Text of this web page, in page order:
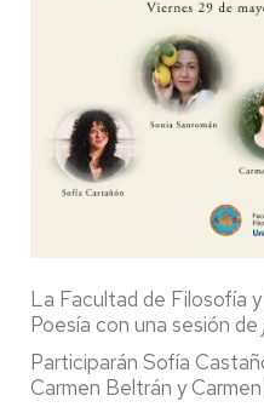
La Facultad de Filosofía
Poesía con una sesión de
Participarán Sofía
Carmen Beltrán y